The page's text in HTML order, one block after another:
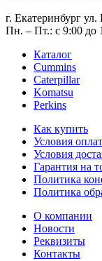
г. Екатеринбург
Пн. – Пт.: с 9:00 до
Каталог
Cummins
Caterpillar
Komatsu
Perkins
Как купить
Условия
Условия
Гарантия на
Политика
Политика
О компании
Новости
Реквизиты
Контакты